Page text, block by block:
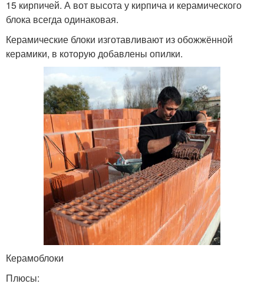
15 кирпичей. А вот высота у кирпича и керамического
блока всегда одинаковая.
Керамические блоки изготавливают из обожжённой
керамики, в которую добавлены опилки.
Керамоблоки
Плюсы: